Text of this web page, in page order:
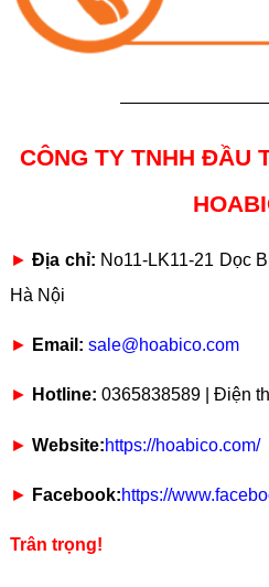
CÔNG TY TNHH ĐẦU
►Địa chỉ: No11-LK11-21 Dọc
Hà Nội
► Email: sale@hoabico.com
► Hotline: 0365838589 | Điện
► Website:https://hoabico.com/
► Facebook:https://
Trân trọng!